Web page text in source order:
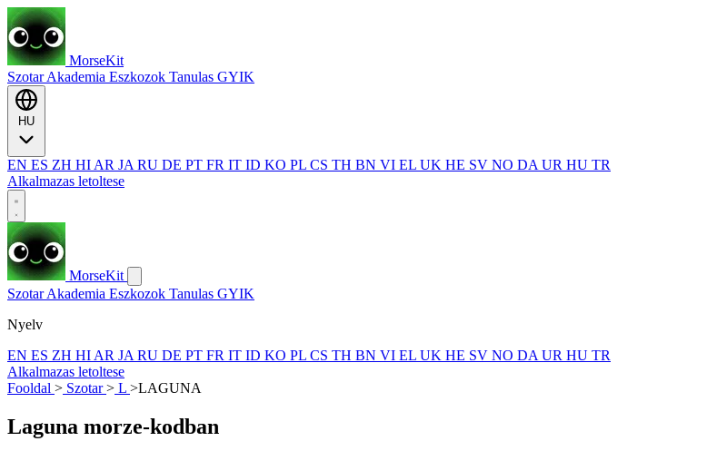
MorseKit
SzotarAkademia Eszkozok Tanulas GYIK
EN ES ZH HI AR JA RU DE PT FR IT ID KO PL CS TH BN VI EL UK HE SV NO DA UR HU TR
Alkalmazas letoltese
MorseKit
SzotarAkademia Eszkozok Tanulas GYIK
Nyelv
EN ES ZH HI AR JA RU DE PT FR IT ID KO PL CS TH BN VI EL UK HE SV NO DA UR HU TR
Alkalmazas letoltese
Fooldal > Szotar> L >LAGUNA
Laguna morze-kodban